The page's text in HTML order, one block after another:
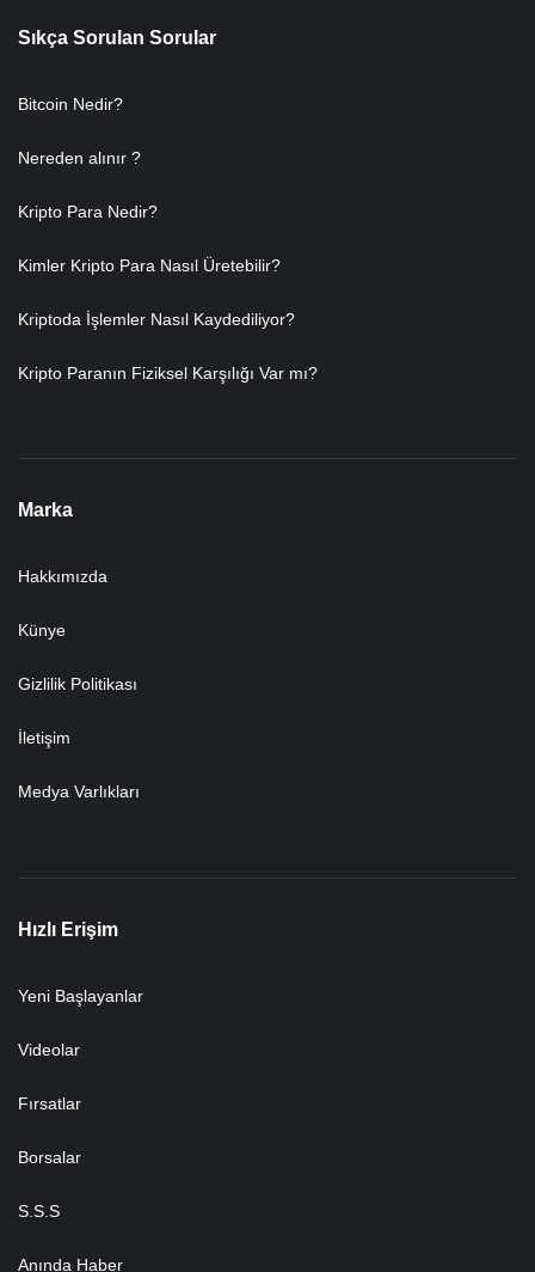
Sıkça Sorulan Sorular
Bitcoin Nedir?
Nereden alınır ?
Kripto Para Nedir?
Kimler Kripto Para Nasıl Üretebilir?
Kriptoda İşlemler Nasıl Kaydediliyor?
Kripto Paranın Fiziksel Karşılığı Var mı?
Marka
Hakkımızda
Künye
Gizlilik Politikası
İletişim
Medya Varlıkları
Hızlı Erişim
Yeni Başlayanlar
Videolar
Fırsatlar
Borsalar
S.S.S
Anında Haber